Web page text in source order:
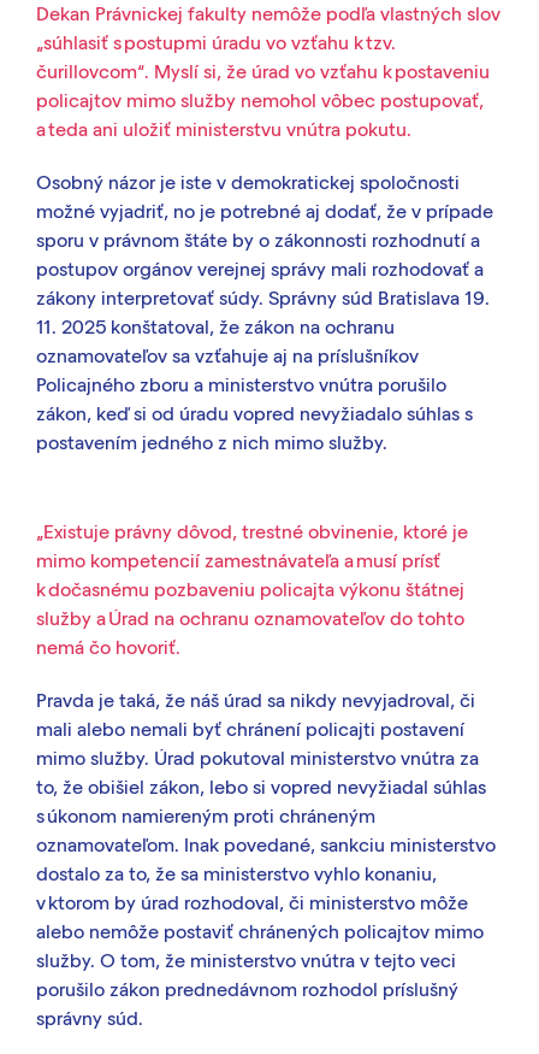
Dekan Právnickej fakulty nemôže podľa vlastných slov
„súhlasiť s postupmi úradu vo vzťahu k tzv.
čurillovcom“. Myslí si, že úrad vo vzťahu k postaveniu
policajtov mimo služby nemohol vôbec postupovať,
a teda ani uložiť ministerstvu vnútra pokutu.
Osobný názor je iste v demokratickej spoločnosti
možné vyjadriť, no je potrebné aj dodať, že v prípade
sporu v právnom štáte by o zákonnosti rozhodnutí a
postupov orgánov verejnej správy mali rozhodovať a
zákony interpretovať súdy. Správny súd Bratislava 19.
11. 2025 konštatoval, že zákon na ochranu
oznamovateľov sa vzťahuje aj na príslušníkov
Policajného zboru a ministerstvo vnútra porušilo
zákon, keď si od úradu vopred nevyžiadalo súhlas s
postavením jedného z nich mimo služby.
„Existuje právny dôvod, trestné obvinenie, ktoré je
mimo kompetencií zamestnávateľa a musí prísť
k dočasnému pozbaveniu policajta výkonu štátnej
služby a Úrad na ochranu oznamovateľov do tohto
nemá čo hovoriť.
Pravda je taká, že náš úrad sa nikdy nevyjadroval, či
mali alebo nemali byť chránení policajti postavení
mimo služby. Úrad pokutoval ministerstvo vnútra za
to, že obišiel zákon, lebo si vopred nevyžiadal súhlas
s úkonom namiereným proti chráneným
oznamovateľom. Inak povedané, sankciu ministerstvo
dostalo za to, že sa ministerstvo vyhlo konaniu,
v ktorom by úrad rozhodoval, či ministerstvo môže
alebo nemôže postaviť chránených policajtov mimo
služby. O tom, že ministerstvo vnútra v tejto veci
porušilo zákon prednedávnom rozhodol príslušný
správny súd.